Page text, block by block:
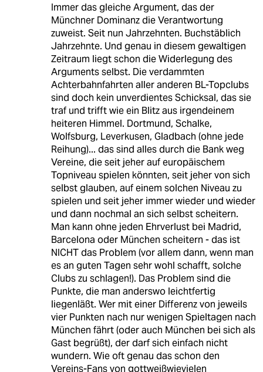
Immer das gleiche Argument, das der
Münchner Dominanz die Verantwortung
zuweist. Seit nun Jahrzehnten. Buchstäblich
Jahrzehnte. Und genau in diesem gewaltigen
Zeitraum liegt schon die Widerlegung des
Arguments selbst. Die verdammten
Achterbahnfahrten aller anderen BL-Topclubs
sind doch kein unverdientes Schicksal, das sie
traf und trifft wie ein Blitz aus irgendeinem
heiteren Himmel. Dortmund, Schalke,
Wolfsburg, Leverkusen, Gladbach (ohne jede
Reihung)... das sind alles durch die Bank weg
Vereine, die seit jeher auf europäischem
Topniveau spielen könnten, seit jeher von sich
selbst glauben, auf einem solchen Niveau zu
spielen und seit jeher immer wieder und wieder
und dann nochmal an sich selbst scheitern.
Man kann ohne jeden Ehrverlust bei Madrid,
Barcelona oder München scheitern - das ist
NICHT das Problem (vor allem dann, wenn man
es an guten Tagen sehr wohl schafft, solche
Clubs zu schlagen!). Das Problem sind die
Punkte, die man anderswo leichtfertig
liegenläßt. Wer mit einer Differenz von jeweils
vier Punkten nach nur wenigen Spieltagen nach
München fährt (oder auch München bei sich als
Gast begrüßt), der darf sich einfach nicht
wundern. Wie oft genau das schon den
Vereins-Fans von gottweißwievielen